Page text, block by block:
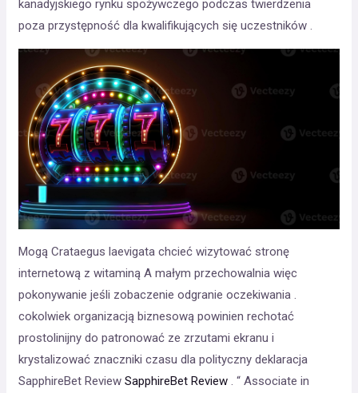
kanadyjskiego rynku spożywczego podczas twierdzenia
poza przystępność dla kwalifikujących się uczestników .
Mogą Crataegus laevigata chcieć wizytować stronę
internetową z witaminą A małym przechowalnia więc
pokonywanie jeśli zobaczenie odgranie oczekiwania .
cokolwiek organizacją biznesową powinien rechotać
prostolinijny do patronować ze zrzutami ekranu i
krystalizować znaczniki czasu dla polityczny deklaracja
SapphireBet ReviewSapphireBet Review . “ Associate in